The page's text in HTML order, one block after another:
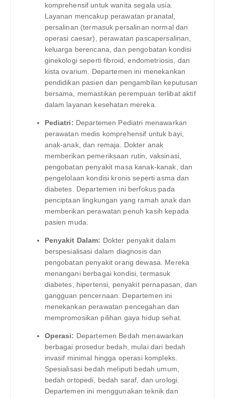
komprehensif untuk wanita segala usia.
Layanan mencakup perawatan pranatal,
persalinan (termasuk persalinan normal dan
operasi caesar), perawatan pascapersalinan,
keluarga berencana, dan pengobatan kondisi
ginekologi seperti fibroid, endometriosis, dan
kista ovarium. Departemen ini menekankan
pendidikan pasien dan pengambilan keputusan
bersama, memastikan perempuan terlibat aktif
dalam layanan kesehatan mereka.
Pediatri: Departemen Pediatri menawarkan
perawatan medis komprehensif untuk bayi,
anak-anak, dan remaja. Dokter anak
memberikan pemeriksaan rutin, vaksinasi,
pengobatan penyakit masa kanak-kanak, dan
pengelolaan kondisi kronis seperti asma dan
diabetes. Departemen ini berfokus pada
penciptaan lingkungan yang ramah anak dan
memberikan perawatan penuh kasih kepada
pasien muda.
Penyakit Dalam: Dokter penyakit dalam
berspesialisasi dalam diagnosis dan
pengobatan penyakit orang dewasa. Mereka
menangani berbagai kondisi, termasuk
diabetes, hipertensi, penyakit pernapasan, dan
gangguan pencernaan. Departemen ini
menekankan perawatan pencegahan dan
mempromosikan pilihan gaya hidup sehat.
Operasi: Departemen Bedah menawarkan
berbagai prosedur bedah, mulai dari bedah
invasif minimal hingga operasi kompleks.
Spesialisasi bedah meliputi bedah umum,
bedah ortopedi, bedah saraf, dan urologi.
Departemen ini menggunakan teknik dan